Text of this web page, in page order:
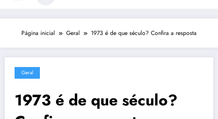
Página inicial Geral 1973 é de que século? Confira a resposta
Geral
1973 é de que século?